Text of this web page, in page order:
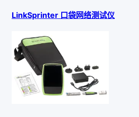
LinkSprinter 口袋网络测试仪